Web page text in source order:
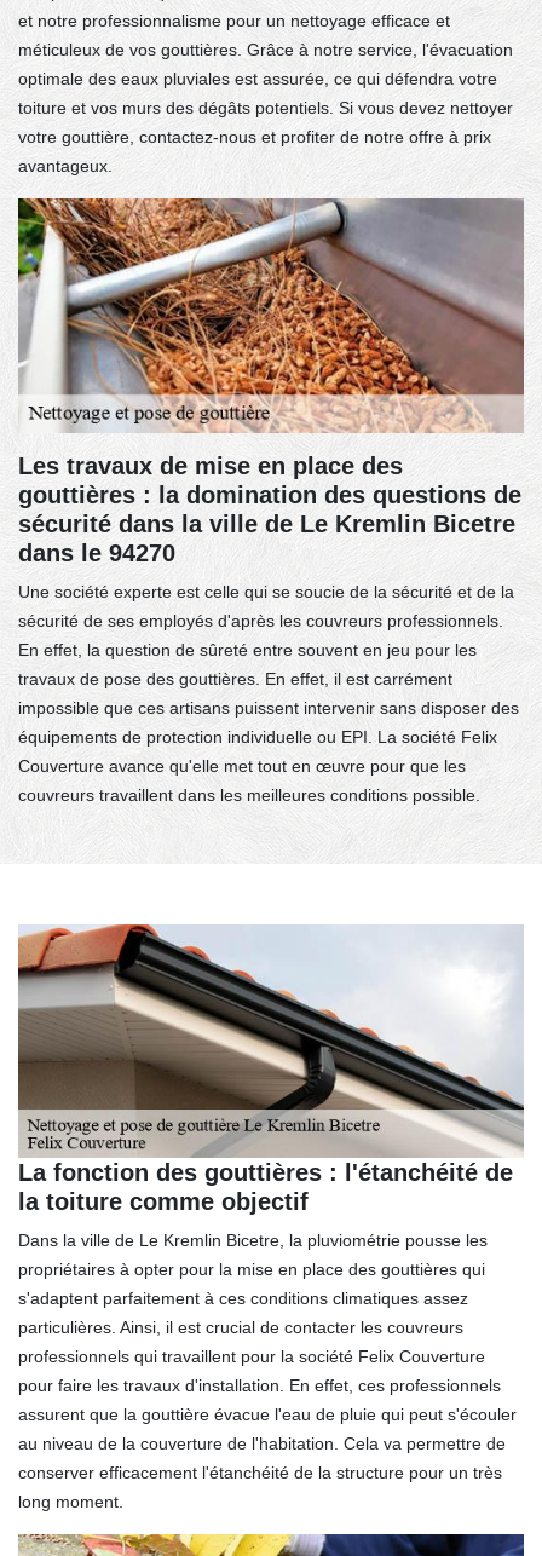
et notre professionnalisme pour un nettoyage efficace et
méticuleux de vos gouttières. Grâce à notre service, l'évacuation
optimale des eaux pluviales est assurée, ce qui défendra votre
toiture et vos murs des dégâts potentiels. Si vous devez nettoyer
votre gouttière, contactez-nous et profiter de notre offre à prix
avantageux.
Les travaux de mise en place des
gouttières : la domination des questions de
sécurité dans la ville de Le Kremlin Bicetre
dans le 94270
Une société experte est celle qui se soucie de la sécurité et de la
sécurité de ses employés d'après les couvreurs professionnels.
En effet, la question de sûreté entre souvent en jeu pour les
travaux de pose des gouttières. En effet, il est carrément
impossible que ces artisans puissent intervenir sans disposer des
équipements de protection individuelle ou EPI. La société Felix
Couverture avance qu'elle met tout en œuvre pour que les
couvreurs travaillent dans les meilleures conditions possible.
La fonction des gouttières : l'étanchéité de
la toiture comme objectif
Dans la ville de Le Kremlin Bicetre, la pluviométrie pousse les
propriétaires à opter pour la mise en place des gouttières qui
s'adaptent parfaitement à ces conditions climatiques assez
particulières. Ainsi, il est crucial de contacter les couvreurs
professionnels qui travaillent pour la société Felix Couverture
pour faire les travaux d'installation. En effet, ces professionnels
assurent que la gouttière évacue l'eau de pluie qui peut s'écouler
au niveau de la couverture de l'habitation. Cela va permettre de
conserver efficacement l'étanchéité de la structure pour un très
long moment.